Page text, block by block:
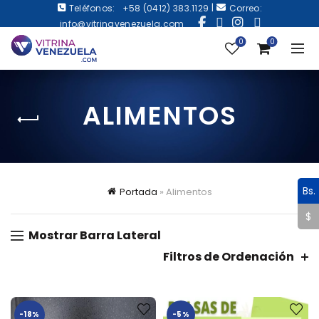
Teléfonos: +58 (0412) 383.1129 |
Correo:
info@vitrinavenezuela.com
0 0
ALIMENTOS
Portada » Alimentos
Mostrar Barra Lateral
Filtros de Ordenación
-18% -5%
Bs.
$